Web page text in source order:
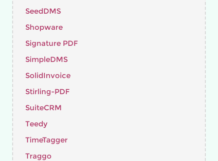
SeedDMS
Shopware
Signature PDF
SimpleDMS
SolidInvoice
Stirling-PDF
SuiteCRM
Teedy
TimeTagger
Traggo